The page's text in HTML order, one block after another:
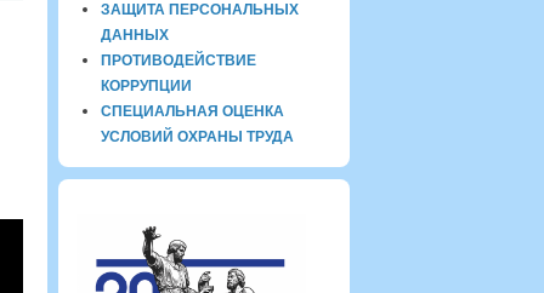
ЗАЩИТА ПЕРСОНАЛЬНЫХ
ДАННЫХ
ПРОТИВОДЕЙСТВИЕ
КОРРУПЦИИ
СПЕЦИАЛЬНАЯ ОЦЕНКА
УСЛОВИЙ ОХРАНЫ ТРУДА